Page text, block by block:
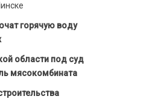
горячую воду
области под суд
мясокомбината